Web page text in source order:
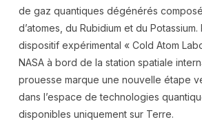
de gaz quantiques dégénérés
d’atomes, du Rubidium et du
dispositif expérimental « Cold Atom
NASA à bord de la station spatiale
prouesse marque une nouvelle étape
dans l’espace de technologies
disponibles uniquement sur Terre.